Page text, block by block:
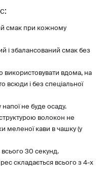
смак при кожному
і збалансований смак без
використовувати вдома, на
всюди і без спеціальної
напої не буде осаду.
волокон не
меленої кави в чашку (у
30 секунд.
складається всього з 4-х